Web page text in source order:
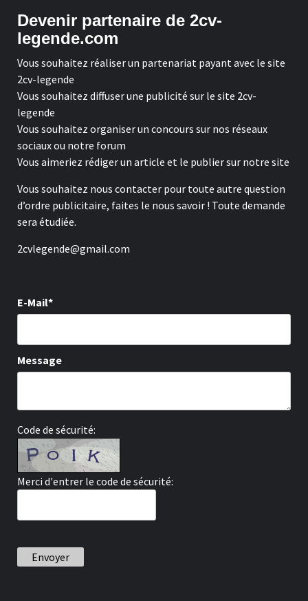
Devenir partenaire de 2cv-
legende.com
Vous souhaitez réaliser un partenariat payant avec le site
2cv-legende
Vous souhaitez diffuser une publicité sur le site 2cv-
legende
Vous souhaitez organiser un concours sur nos réseaux
sociaux ou notre forum
Vous aimeriez rédiger un article et le publier sur notre site
Vous souhaitez nous contacter pour toute autre question
d’ordre publicitaire, faites le nous savoir ! Toute demande
sera étudiée.
2cvlegende@gmail.com
E-Mail*
Message
Code de sécurité:
Merci d'entrer le code de sécurité:
Envoyer